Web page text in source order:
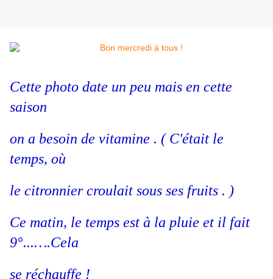
Cette photo date un peu mais en cette
saison
on a besoin de vitamine . ( C'était le
temps, où
le citronnier croulait sous ses fruits . )
Ce matin, le temps est à la pluie et il fait
9°...….Cela
se réchauffe !